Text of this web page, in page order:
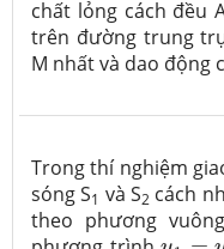
chất lỏng cách đều
trên đường trung
M nhất và dao động
Trong thí nghiệm
sóng S1 và S2 cách
theo phươngu1=u